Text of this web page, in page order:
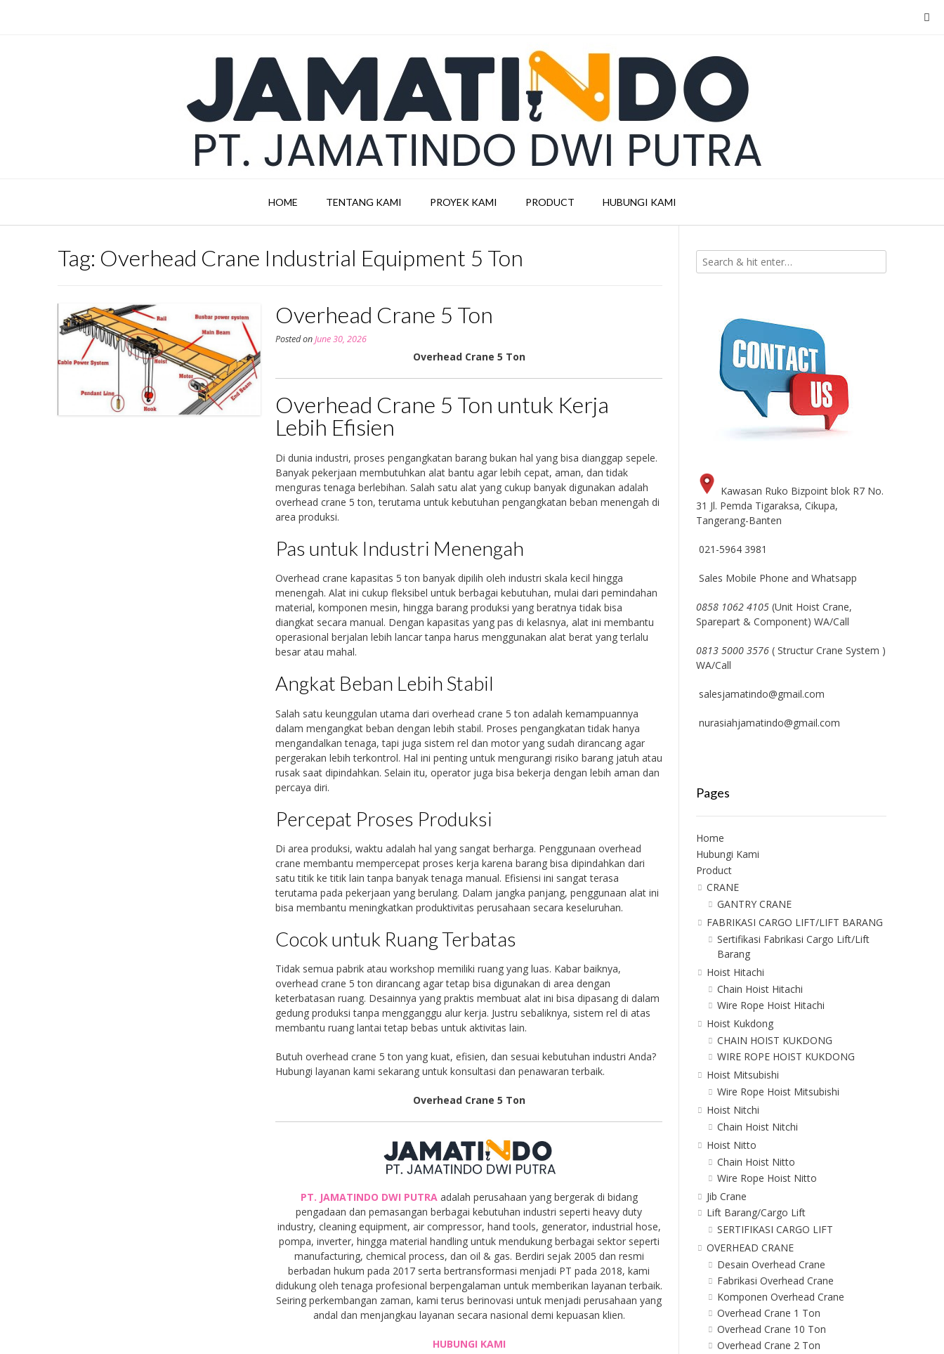
HOME TENTANG KAMI PROYEK KAMI PRODUCT HUBUNGI KAMI
Tag: Overhead Crane Industrial Equipment 5 Ton
Overhead Crane 5 Ton
Posted onJune 30, 2026
Overhead Crane 5 Ton
Overhead Crane 5 Ton untuk Kerja
Lebih Efisien
Di dunia industri, proses pengangkatan barang bukan hal yang bisa dianggap sepele.
Banyak pekerjaan membutuhkan alat bantu agar lebih cepat, aman, dan tidak
menguras tenaga berlebihan. Salah satu alat yang cukup banyak digunakan adalah
overhead crane 5 ton, terutama untuk kebutuhan pengangkatan beban menengah di
area produksi.
Pas untuk Industri Menengah
Overhead crane kapasitas 5 ton banyak dipilih oleh industri skala kecil hingga
menengah. Alat ini cukup fleksibel untuk berbagai kebutuhan, mulai dari pemindahan
material, komponen mesin, hingga barang produksi yang beratnya tidak bisa
diangkat secara manual. Dengan kapasitas yang pas di kelasnya, alat ini membantu
operasional berjalan lebih lancar tanpa harus menggunakan alat berat yang terlalu
besar atau mahal.
Angkat Beban Lebih Stabil
Salah satu keunggulan utama dari overhead crane 5 ton adalah kemampuannya
dalam mengangkat beban dengan lebih stabil. Proses pengangkatan tidak hanya
mengandalkan tenaga, tapi juga sistem rel dan motor yang sudah dirancang agar
pergerakan lebih terkontrol. Hal ini penting untuk mengurangi risiko barang jatuh atau
rusak saat dipindahkan. Selain itu, operator juga bisa bekerja dengan lebih aman dan
percaya diri.
Percepat Proses Produksi
Di area produksi, waktu adalah hal yang sangat berharga. Penggunaan overhead
crane membantu mempercepat proses kerja karena barang bisa dipindahkan dari
satu titik ke titik lain tanpa banyak tenaga manual. Efisiensi ini sangat terasa
terutama pada pekerjaan yang berulang. Dalam jangka panjang, penggunaan alat ini
bisa membantu meningkatkan produktivitas perusahaan secara keseluruhan.
Cocok untuk Ruang Terbatas
Tidak semua pabrik atau workshop memiliki ruang yang luas. Kabar baiknya,
overhead crane 5 ton dirancang agar tetap bisa digunakan di area dengan
keterbatasan ruang. Desainnya yang praktis membuat alat ini bisa dipasang di dalam
gedung produksi tanpa mengganggu alur kerja. Justru sebaliknya, sistem rel di atas
membantu ruang lantai tetap bebas untuk aktivitas lain.
Butuh overhead crane 5 ton yang kuat, efisien, dan sesuai kebutuhan industri Anda?
Hubungi layanan kami sekarang untuk konsultasi dan penawaran terbaik.
Overhead Crane 5 Ton
PT. JAMATINDO DWI PUTRAadalah perusahaan yang bergerak di bidang
pengadaan dan pemasangan berbagai kebutuhan industri seperti heavy duty
industry, cleaning equipment, air compressor, hand tools, generator, industrial hose,
pompa, inverter, hingga material handling untuk mendukung berbagai sektor seperti
manufacturing, chemical process, dan oil & gas. Berdiri sejak 2005 dan resmi
berbadan hukum pada 2017 serta bertransformasi menjadi PT pada 2018, kami
didukung oleh tenaga profesional berpengalaman untuk memberikan layanan terbaik.
Seiring perkembangan zaman, kami terus berinovasi untuk menjadi perusahaan yang
andal dan menjangkau layanan secara nasional demi kepuasan klien.
HUBUNGI KAMI
Kawasan Ruko Bizpoint blok R7 No.
31 Jl. Pemda Tigaraksa, Cikupa,
Tangerang-Banten
021-5964 3981
Sales Mobile Phone and Whatsapp
0858 1062 4105(Unit Hoist Crane,
Sparepart & Component) WA/Call
0813 5000 3576( Structur Crane System )
WA/Call
salesjamatindo@gmail.com
nurasiahjamatindo@gmail.com
Pages
Home
Hubungi Kami
Product
CRANE
GANTRY CRANE
FABRIKASI CARGO LIFT/LIFT BARANG
Sertifikasi Fabrikasi Cargo Lift/Lift
Barang
Hoist Hitachi
Chain Hoist Hitachi
Wire Rope Hoist Hitachi
Hoist Kukdong
CHAIN HOIST KUKDONG
WIRE ROPE HOIST KUKDONG
Hoist Mitsubishi
Wire Rope Hoist Mitsubishi
Hoist Nitchi
Chain Hoist Nitchi
Hoist Nitto
Chain Hoist Nitto
Wire Rope Hoist Nitto
Jib Crane
Lift Barang/Cargo Lift
SERTIFIKASI CARGO LIFT
OVERHEAD CRANE
Desain Overhead Crane
Fabrikasi Overhead Crane
Komponen Overhead Crane
Overhead Crane 1 Ton
Overhead Crane 10 Ton
Overhead Crane 2 Ton